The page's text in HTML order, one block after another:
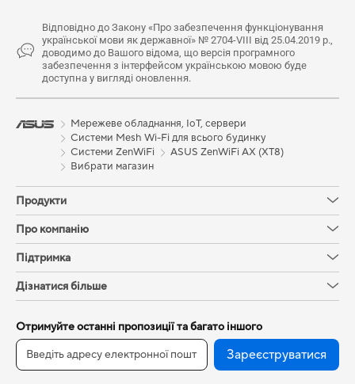
Відповідно до Закону «Про забезпечення функціонування
української мови як державної» № 2704-VIII від 25.04.2019 р.,
доводимо до Вашого відома, що версія програмного
забезпечення з інтерфейсом українською мовою буде
доступна у вигляді оновлення.
Мережеве обладнання, IoT, сервери
Системи Mesh Wi-Fi для всього будинку
Системи ZenWiFi
ASUS ZenWiFi AX (XT8)
Вибрати магазин
Продукти
Про компанію
Підтримка
Дізнатися більше
Отримуйте останні пропозиції та багато іншого
Зареєструватися